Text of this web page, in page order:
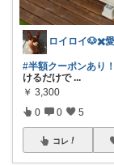
#半額クーポンあり！
けるだけで ...
￥ 3,300
0 0 5
コレ